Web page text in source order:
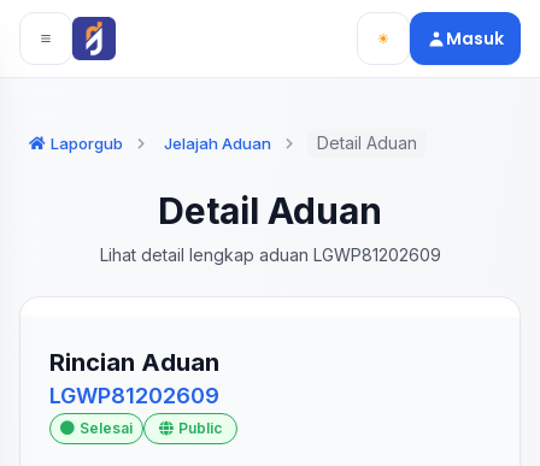
Langsung ke konten utama
Langsung ke navigasi
Masuk
Laporgub Jelajah Aduan Detail Aduan
Detail Aduan
Lihat detail lengkap aduan LGWP81202609
Rincian Aduan
LGWP81202609
Selesai Public